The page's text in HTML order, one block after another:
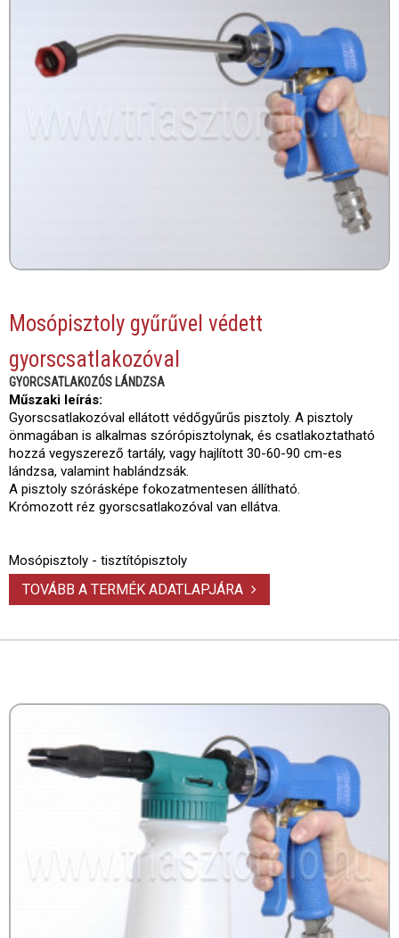
Mosópisztoly gyűrűvel védett
gyorscsatlakozóval
GYORCSATLAKOZÓS LÁNDZSA
Műszaki leírás:
Gyorscsatlakozóval ellátott védőgyűrűs pisztoly. A pisztoly
önmagában is alkalmas szórópisztolynak, és csatlakoztatható
hozzá vegyszerező tartály, vagy hajlított 30-60-90 cm-es
lándzsa, valamint hablándzsák.
A pisztoly szórásképe fokozatmentesen állítható.
Krómozott réz gyorscsatlakozóval van ellátva.
Mosópisztoly - tisztítópisztoly
TOVÁBB A TERMÉK ADATLAPJÁRA